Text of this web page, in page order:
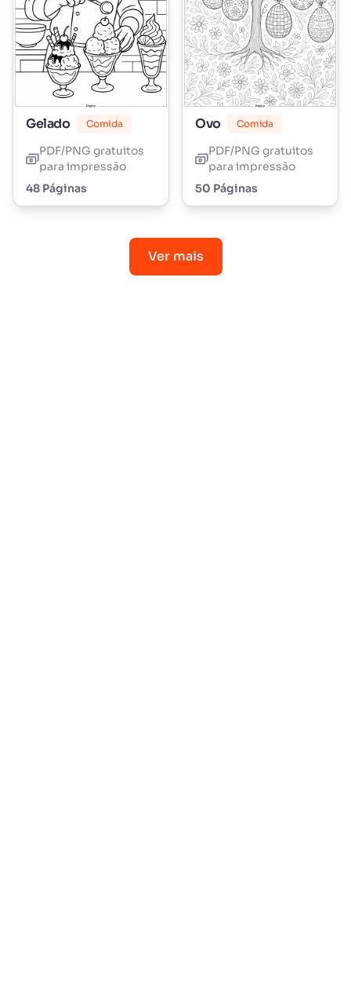
Gelado Comida
PDF/PNG gratuitos
para impressão
48 Páginas
Ovo Comida
PDF/PNG gratuitos
para impressão
50 Páginas
Ver mais